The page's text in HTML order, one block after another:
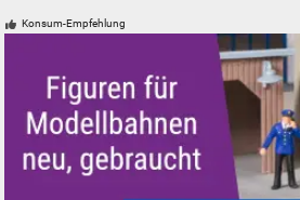
Konsum-Empfehlung